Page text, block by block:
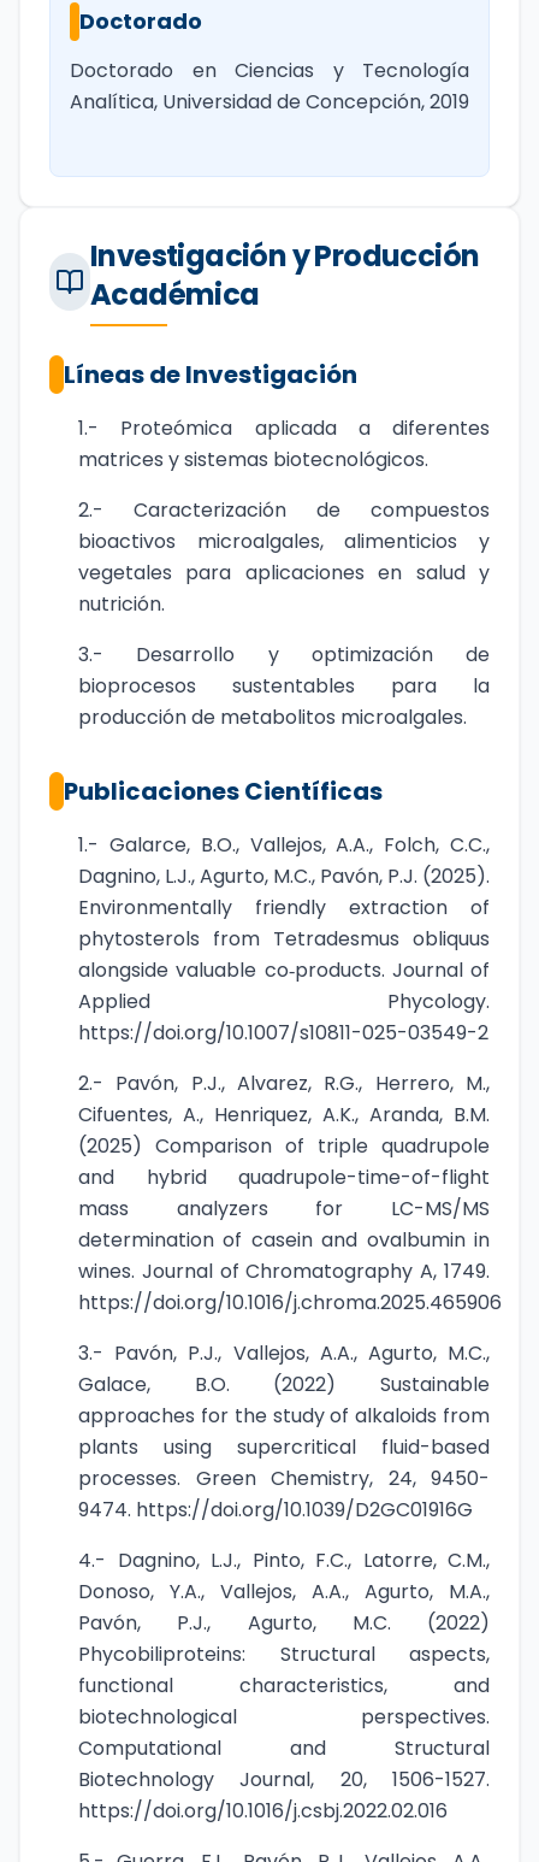
Doctorado
Doctorado en Ciencias y Tecnología
Analítica, Universidad de Concepción, 2019
Investigación y Producción
Académica
Líneas de Investigación
1.- Proteómica aplicada a diferentes
matrices y sistemas biotecnológicos.
2.- Caracterización de compuestos
bioactivos microalgales, alimenticios y
vegetales para aplicaciones en salud y
nutrición.
3.- Desarrollo y optimización de
bioprocesos sustentables para la
producción de metabolitos microalgales.
Publicaciones Científicas
1.- Galarce, B.O., Vallejos, A.A., Folch, C.C.,
Dagnino, L.J., Agurto, M.C., Pavón, P.J. (2025).
Environmentally friendly extraction of
phytosterols from Tetradesmus obliquus
alongside valuable co‐products. Journal of
Applied Phycology.
https://doi.org/10.1007/s10811-025-03549-2
2.- Pavón, P.J., Alvarez, R.G., Herrero, M.,
Cifuentes, A., Henriquez, A.K., Aranda, B.M.
(2025) Comparison of triple quadrupole
and hybrid quadrupole-time-of-flight
mass analyzers for LC-MS/MS
determination of casein and ovalbumin in
wines. Journal of Chromatography A, 1749.
https://doi.org/10.1016/j.chroma.2025.465906
3.- Pavón, P.J., Vallejos, A.A., Agurto, M.C.,
Galace, B.O. (2022) Sustainable
approaches for the study of alkaloids from
plants using supercritical fluid-based
processes. Green Chemistry, 24, 9450-
9474. https://doi.org/10.1039/D2GC01916G
4.- Dagnino, L.J., Pinto, F.C., Latorre, C.M.,
Donoso, Y.A., Vallejos, A.A., Agurto, M.A.,
Pavón, P.J., Agurto, M.C. (2022)
Phycobiliproteins: Structural aspects,
functional characteristics, and
biotechnological perspectives.
Computational and Structural
Biotechnology Journal, 20, 1506-1527.
https://doi.org/10.1016/j.csbj.2022.02.016